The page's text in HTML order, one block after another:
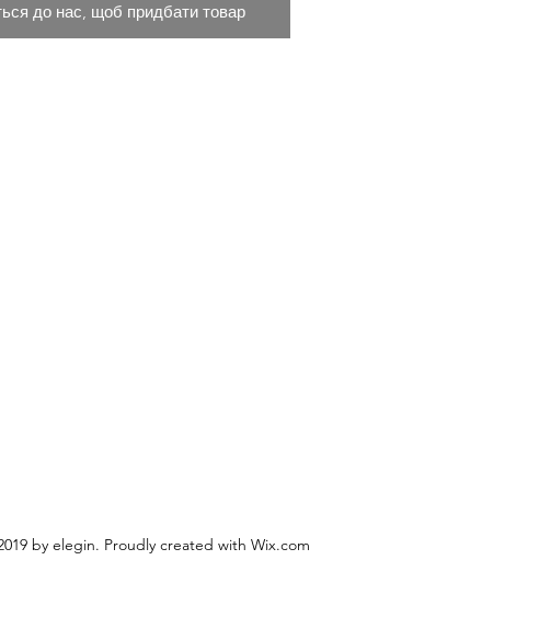
до нас, щоб придбати товар
by elegin. Proudly created with Wix.com